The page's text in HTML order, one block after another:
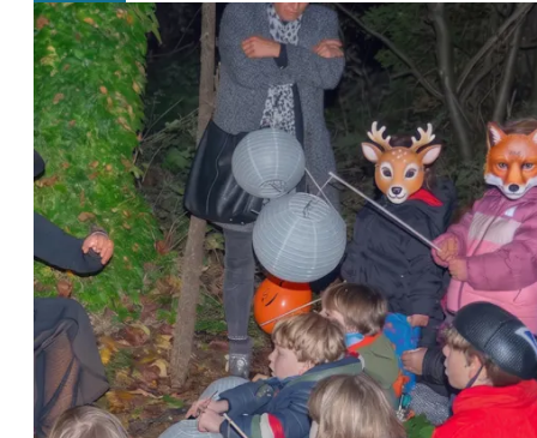
Halloween in het Silsombos